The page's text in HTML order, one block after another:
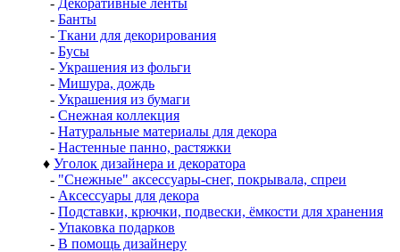
- Декоративные ленты
- Банты
- Ткани для декорирования
- Бусы
- Украшения из фольги
- Мишура, дождь
- Украшения из бумаги
- Снежная коллекция
- Натуральные материалы для декора
- Настенные панно, растяжки
♦ Уголок дизайнера и декоратора
- "Снежные" аксессуары-снег, покрывала, спреи
- Аксессуары для декора
- Подставки, крючки, подвески, ёмкости для хранения
- Упаковка подарков
- В помощь дизайнеру